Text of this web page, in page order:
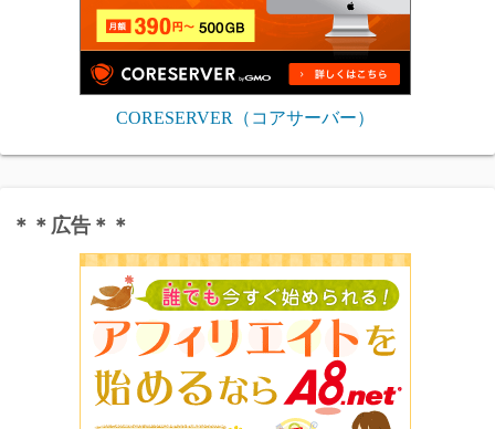
CORESERVER（コアサーバー）
＊＊広告＊＊